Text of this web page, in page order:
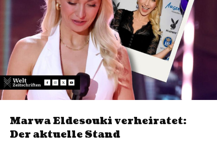
Marwa Eldesouki verheiratet:
Der aktuelle Stand